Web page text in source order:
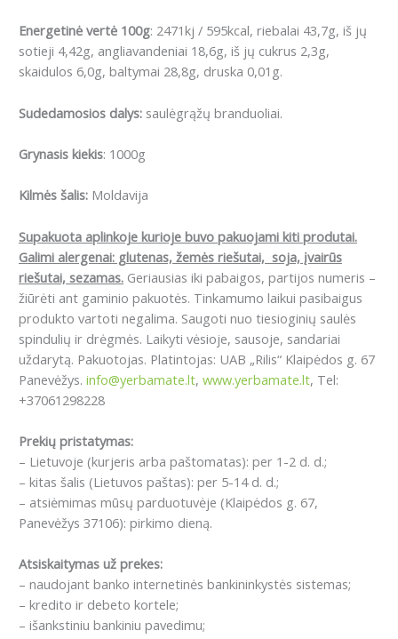
Energetinė vertė 100g: 2471kj / 595kcal, riebalai 43,7g, iš jų
sotieji 4,42g, angliavandeniai 18,6g, iš jų cukrus 2,3g,
skaidulos 6,0g, baltymai 28,8g, druska 0,01g.
Sudedamosios dalys: saulėgrąžų branduoliai.
Grynasis kiekis: 1000g
Kilmės šalis: Moldavija
Supakuota aplinkoje kurioje buvo pakuojami kiti produtai.
Galimi alergenai: glutenas, žemės riešutai, soja, įvairūs
riešutai, sezamas. Geriausias iki pabaigos, partijos numeris –
žiūrėti ant gaminio pakuotės. Tinkamumo laikui pasibaigus
produkto vartoti negalima. Saugoti nuo tiesioginių saulės
spindulių ir drėgmės. Laikyti vėsioje, sausoje, sandariai
uždarytą. Pakuotojas. Platintojas: UAB „Rilis“ Klaipėdos g. 67
Panevėžys. info@yerbamate.lt, www.yerbamate.lt, Tel:
+37061298228
Prekių pristatymas:
– Lietuvoje (kurjeris arba paštomatas): per 1-2 d. d.;
– kitas šalis (Lietuvos paštas): per 5-14 d. d.;
– atsiėmimas mūsų parduotuvėje (Klaipėdos g. 67,
Panevėžys 37106): pirkimo dieną.
Atsiskaitymas už prekes:
– naudojant banko internetinės bankininkystės sistemas;
– kredito ir debeto kortele;
– išankstiniu bankiniu pavedimu;